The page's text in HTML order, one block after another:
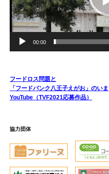
ー
00:00
フードロス問題と
「フードバンク八王子えがお」のいま
YouTube（TVF2021応募作品）
協力団体